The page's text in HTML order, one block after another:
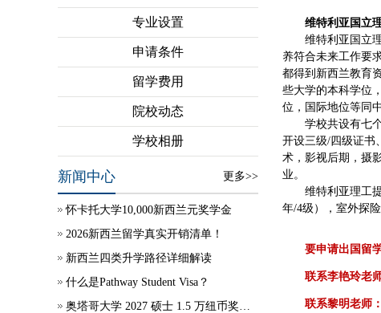
专业设置
申请条件
留学费用
院校动态
学校相册
新闻中心 更多>>
怀卡托大学10,000新西兰元奖学金
2026新西兰留学真实开销清单！
新西兰四类升学路径详细解读
什么是Pathway Student Visa？
奥塔哥大学 2027 硕士 1.5 万纽币奖学金自动授予
维特利亚国立
维特利亚国立
养符合未来工作要
都得到新西兰教育
些大学的本科学位
位，国际地位等同
学校共设有七
开设三级/四级证书
术，影视后期，摄
业。
维特利亚理工
年/4级），室外探
要申请出国留
联系李艳玲老师
联系黎明老师：